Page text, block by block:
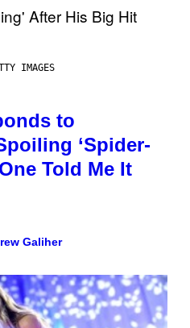
IMAGES
to
‘Spider-
Told Me It
Galiher